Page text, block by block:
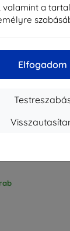
valamint a
Elfogadom
10